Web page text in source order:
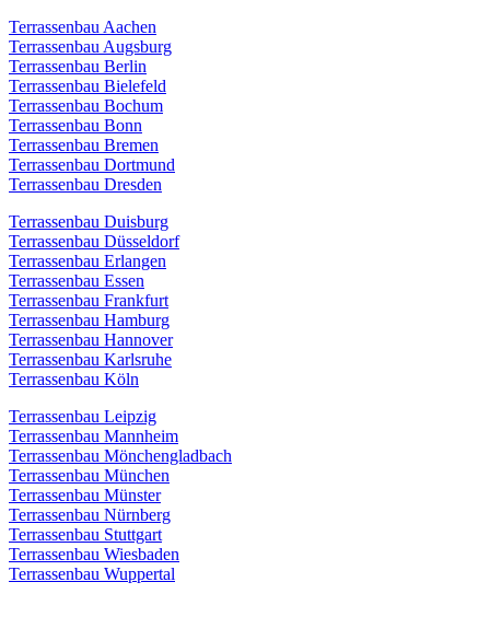
Terrassenbau Aachen
Terrassenbau Augsburg
Terrassenbau Berlin
Terrassenbau Bielefeld
Terrassenbau Bochum
Terrassenbau Bonn
Terrassenbau Bremen
Terrassenbau Dortmund
Terrassenbau Dresden
Terrassenbau Duisburg
Terrassenbau Düsseldorf
Terrassenbau Erlangen
Terrassenbau Essen
Terrassenbau Frankfurt
Terrassenbau Hamburg
Terrassenbau Hannover
Terrassenbau Karlsruhe
Terrassenbau Köln
Terrassenbau Leipzig
Terrassenbau Mannheim
Terrassenbau Mönchengladbach
Terrassenbau München
Terrassenbau Münster
Terrassenbau Nürnberg
Terrassenbau Stuttgart
Terrassenbau Wiesbaden
Terrassenbau Wuppertal